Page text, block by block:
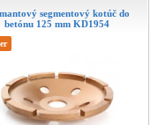
segmentový kotúč do
betónu 125 mm KD1954